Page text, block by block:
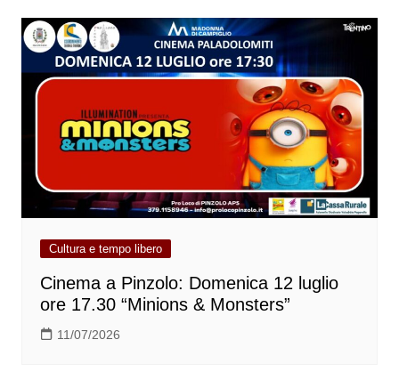
Cultura e tempo libero
Cinema a Pinzolo: Domenica 12 luglio
ore 17.30 “Minions & Monsters”
11/07/2026